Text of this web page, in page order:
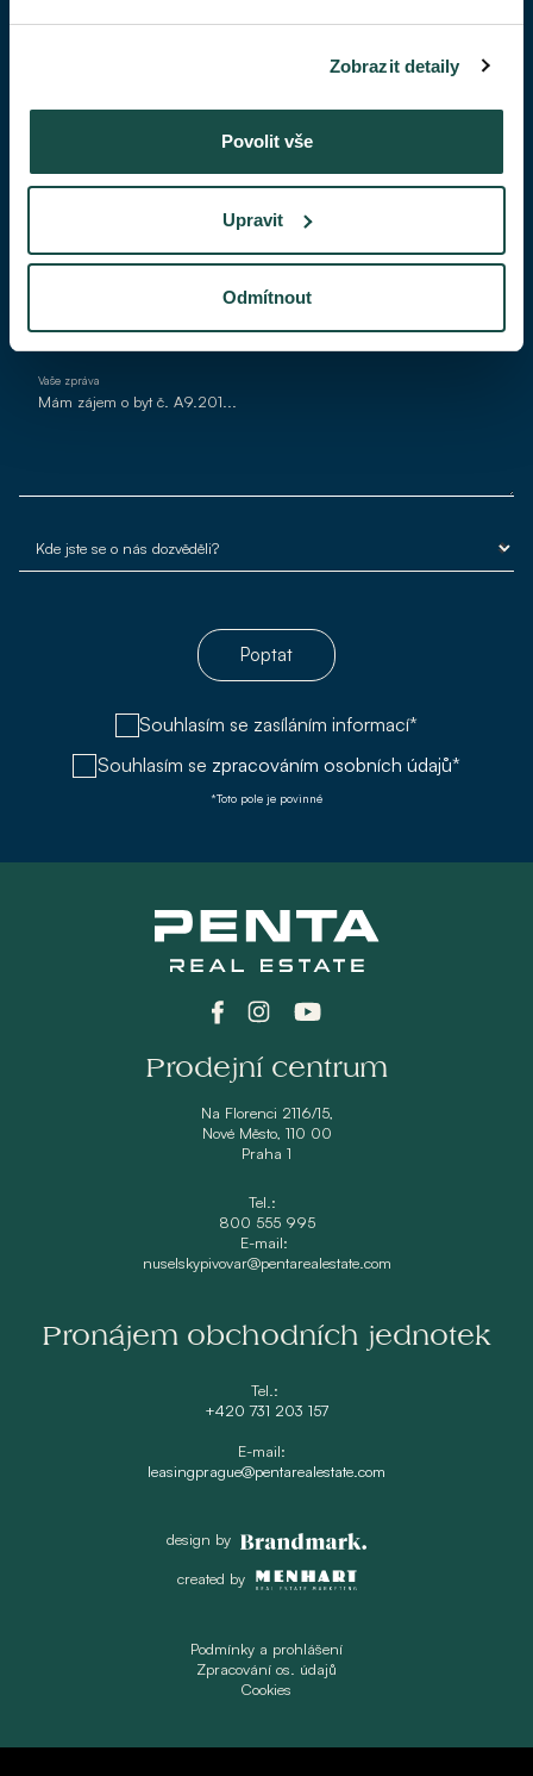
Zobrazit detaily
Povolit vše
Upravit
Odmítnout
Vaše zpráva
Poptat
Souhlasím se zasíláním informací*
Souhlasím se zpracováním osobních údajů*
*Toto pole je povinné
Prodejní centrum
Na Florenci 2116/15,
Nové Město, 110 00
Praha 1
Tel.:
800 555 995
E-mail:
nuselskypivovar@pentarealestate.com
Pronájem obchodních jednotek
Tel.:
+420 731 203 157
E-mail:
leasingprague@pentarealestate.com
design by
created by
Podmínky a prohlášení
Zpracování os. údajů
Cookies